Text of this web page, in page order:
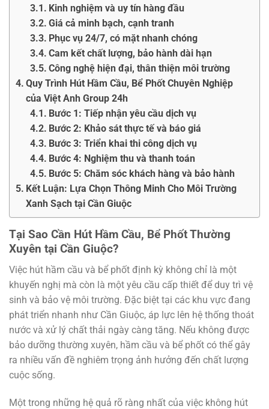
Kinh nghiệm và uy tín hàng đầu
Giá cả minh bạch, cạnh tranh
Phục vụ 24/7, có mặt nhanh chóng
Cam kết chất lượng, bảo hành dài hạn
Công nghệ hiện đại, thân thiện môi trường
Quy Trình Hút Hầm Cầu, Bể Phốt Chuyên Nghiệp
của Việt Anh Group 24h
Bước 1: Tiếp nhận yêu cầu dịch vụ
Bước 2: Khảo sát thực tế và báo giá
Bước 3: Triển khai thi công dịch vụ
Bước 4: Nghiệm thu và thanh toán
Bước 5: Chăm sóc khách hàng và bảo hành
Kết Luận: Lựa Chọn Thông Minh Cho Môi Trường
Xanh Sạch tại Cần Giuộc
Tại Sao Cần Hút Hầm Cầu, Bể Phốt Thường
Xuyên tại Cần Giuộc?
Việc hút hầm cầu và bể phốt định kỳ không chỉ là một
khuyến nghị mà còn là một yêu cầu cấp thiết để duy trì vệ
sinh và bảo vệ môi trường. Đặc biệt tại các khu vực đang
phát triển nhanh như Cần Giuộc, áp lực lên hệ thống thoát
nước và xử lý chất thải ngày càng tăng. Nếu không được
bảo dưỡng thường xuyên, hầm cầu và bể phốt có thể gây
ra nhiều vấn đề nghiêm trọng ảnh hưởng đến chất lượng
cuộc sống.
Một trong những hệ quả rõ ràng nhất của việc không hút